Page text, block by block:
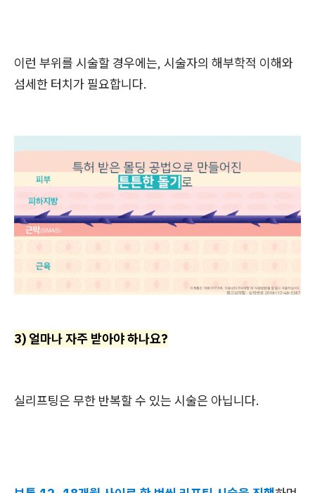
이런 부위를 시술할 경우에는, 시술자의 해부학적 이해와
섬세한 터치가 필요합니다.
3) 얼마나 자주 받아야 하나요?
실리프팅은 무한 반복할 수 있는 시술은 아닙니다.